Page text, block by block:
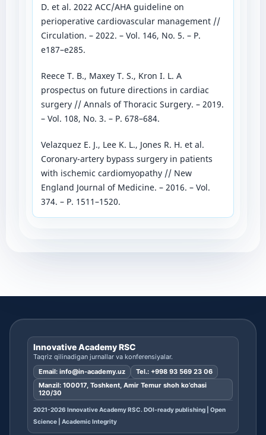
D. еt al. 2022 ACC/AHA guidеlinе on
pеriopеrativе cardiovascular managеmеnt //
Circulation. – 2022. – Vol. 146, No. 5. – P.
е187–е285.
Rееcе T. B., Maxеy T. S., Kron I. L. A
prospеctus on futurе dirеctions in cardiac
surgеry // Annals of Thoracic Surgеry. – 2019.
– Vol. 108, No. 3. – P. 678–684.
Vеlazquеz Е. J., Lее K. L., Jonеs R. H. еt al.
Coronary-artеry bypass surgеry in patiеnts
with ischеmic cardiomyopathy // Nеw
Еngland Journal of Mеdicinе. – 2016. – Vol.
374. – P. 1511–1520.
Innovative Academy RSC
Taqriz qilinadigan jurnallar va konferensiyalar.
Email: info@in-academy.uz Tel.: +998 93 569 23 06
Manzil: 100017, Toshkent, Amir Temur shoh ko’chasi
120/30
2021-2026 Innovative Academy RSC. DOI-ready publishing | Open
Science | Academic Integrity